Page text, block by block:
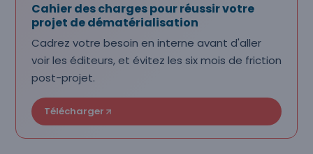
Cahier des charges pour réussir votre
projet de dématérialisation
Cadrez votre besoin en interne avant d'aller
voir les éditeurs, et évitez les six mois de friction
post-projet.
Télécharger